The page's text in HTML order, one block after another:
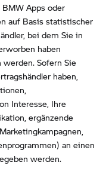
Apps oder
auf Basis statistischer
bei dem Sie in
haben
Sofern Sie
haben,
Interesse, Ihre
ergänzende
an einen
werden.